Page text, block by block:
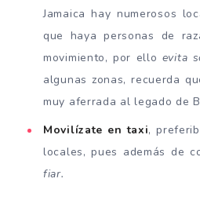
Jamaica hay numerosos
que haya personas de
movimiento, por ello evita
algunas zonas, recuerda
muy aferrada al legado de
Movilízate en taxi,
locales, pues además de
fiar.